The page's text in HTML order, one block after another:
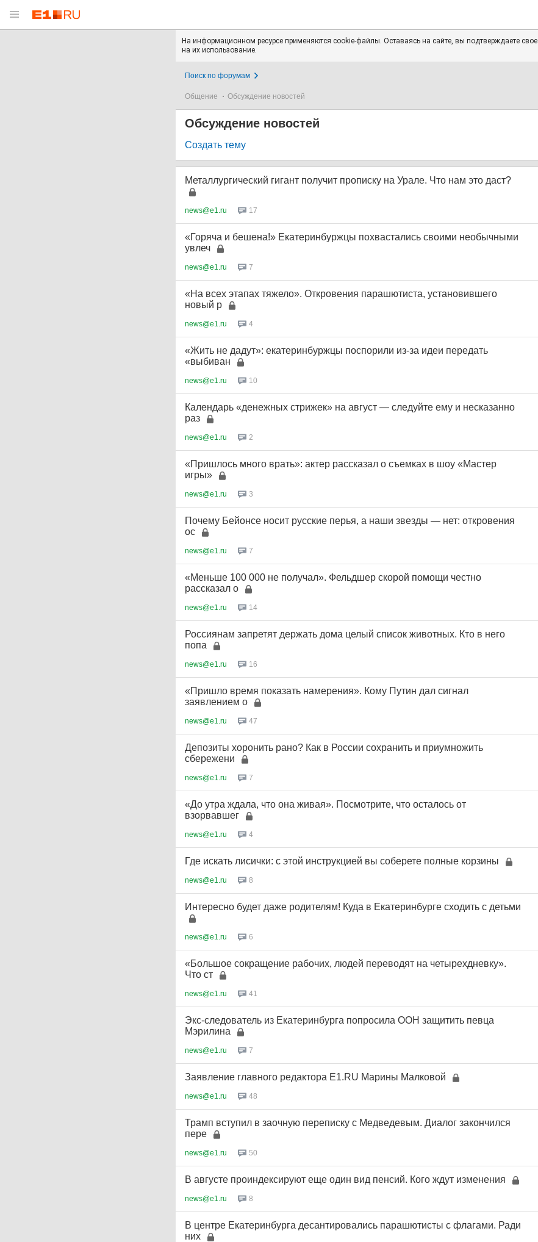
На информационном ресурсе применяются cookie-файлы. Оставаясь на сайте, вы подтверждаете свое
на их использование.
Поиск по форумам
Общение Обсуждение новостей
Обсуждение новостей
Создать тему
Металлургический гигант получит прописку на Урале. Что нам это даст?
news@e1.ru 17
«Горяча и бешена!» Екатеринбуржцы похвастались своими необычными
увлеч
news@e1.ru 7
«На всех этапах тяжело». Откровения парашютиста, установившего
новый р
news@e1.ru 4
«Жить не дадут»: екатеринбуржцы поспорили из-за идеи передать
«выбиван
news@e1.ru 10
Календарь «денежных стрижек» на август — следуйте ему и несказанно
раз
news@e1.ru 2
«Пришлось много врать»: актер рассказал о съемках в шоу «Мастер
игры»
news@e1.ru 3
Почему Бейонсе носит русские перья, а наши звезды — нет: откровения
ос
news@e1.ru 7
«Меньше 100 000 не получал». Фельдшер скорой помощи честно
рассказал о
news@e1.ru 14
Россиянам запретят держать дома целый список животных. Кто в него
попа
news@e1.ru 16
«Пришло время показать намерения». Кому Путин дал сигнал
заявлением о
news@e1.ru 47
Депозиты хоронить рано? Как в России сохранить и приумножить
сбережени
news@e1.ru 7
«До утра ждала, что она живая». Посмотрите, что осталось от
взорвавшег
news@e1.ru 4
Где искать лисички: с этой инструкцией вы соберете полные корзины
news@e1.ru 8
Интересно будет даже родителям! Куда в Екатеринбурге сходить с детьми
news@e1.ru 6
«Большое сокращение рабочих, людей переводят на четырехдневку».
Что ст
news@e1.ru 41
Экс-следователь из Екатеринбурга попросила ООН защитить певца
Мэрилина
news@e1.ru 7
Заявление главного редактора Е1.RU Марины Малковой
news@e1.ru 48
Трамп вступил в заочную переписку с Медведевым. Диалог закончился
пере
news@e1.ru 50
В августе проиндексируют еще один вид пенсий. Кого ждут изменения
news@e1.ru 8
В центре Екатеринбурга десантировались парашютисты с флагами. Ради
них